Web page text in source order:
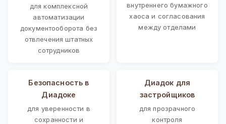
для комплексной
автоматизации
документооборота без
отвлечения штатных
сотрудников
внутреннего бумажного
хаоса и согласования
между отделами
Безопасность в
Диадоке
для уверенности в
сохранности и
Диадок для
застройщиков
для прозрачного
контроля